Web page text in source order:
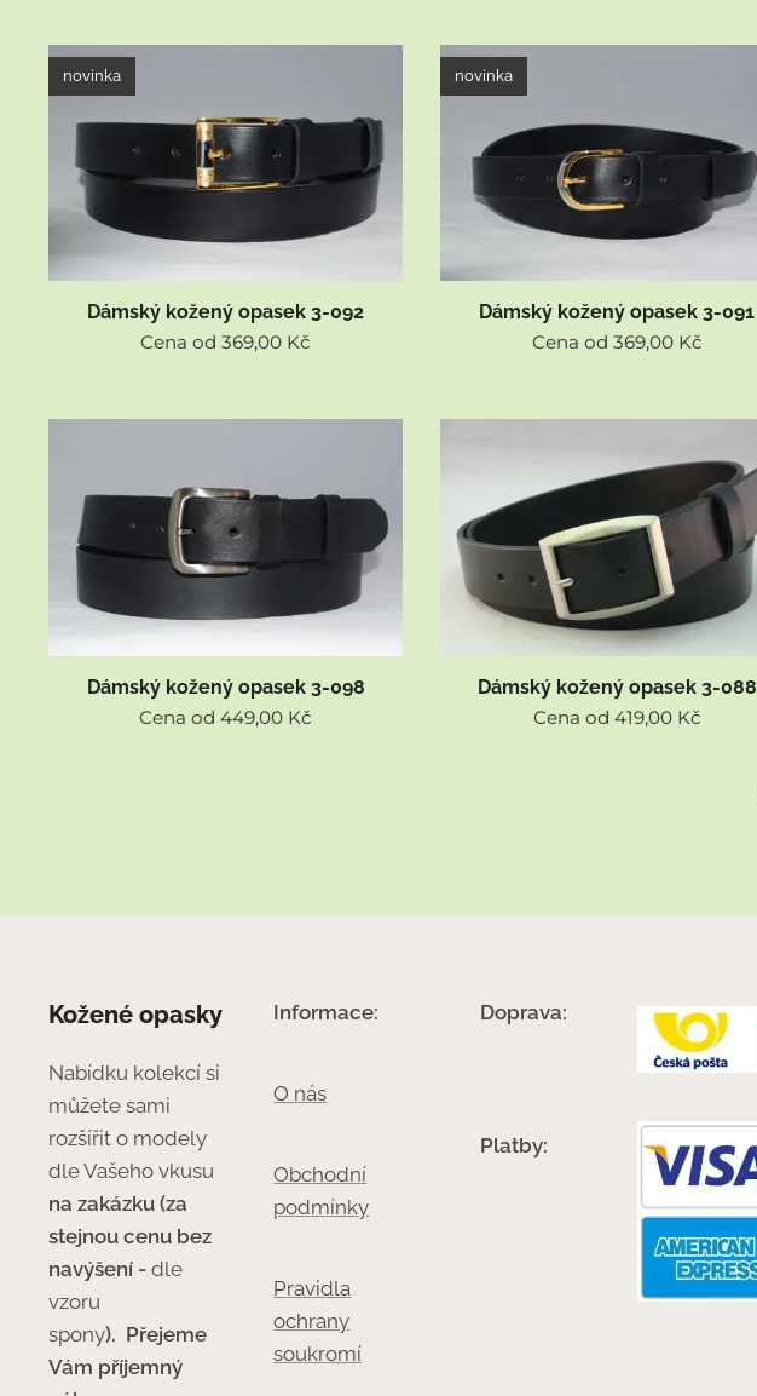
Dámský kožený opasek 3-092
novinka
Cena od369,00 Kč
Dámský kožený opasek 3-091
novinka
Cena od 369,00Kč
Dámský kožený opasek 3-098
Cena od449,00 Kč
Dámský kožený opasek 3-088
Cena od 419,00Kč
Kožené opasky
Nabídku kolekcí si
můžete sami
rozšířit o modely
dle Vašeho vkusu
na zakázku (za
stejnou cenu bez
navýšení - dle
vzoru
spony). Přejeme
Vám příjemný
Informace:
O nás
Obchodní
podmínky
Pravidla
ochrany
soukromí
Doprava:
Platby: